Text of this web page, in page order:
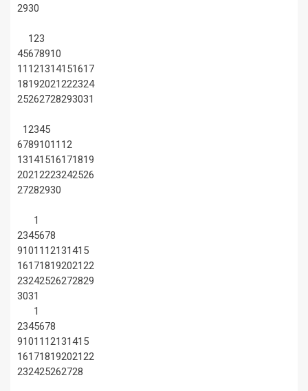
2930
123
45678910
11 121314151617
18192021222324
25262728293031
12345
67891011 12
13141516171819
20212223242526
27282930
1
2345678
91011 12131415
16171819202122
23242526272829
3031
1
2345678
91011 12131415
16171819202122
232425262728